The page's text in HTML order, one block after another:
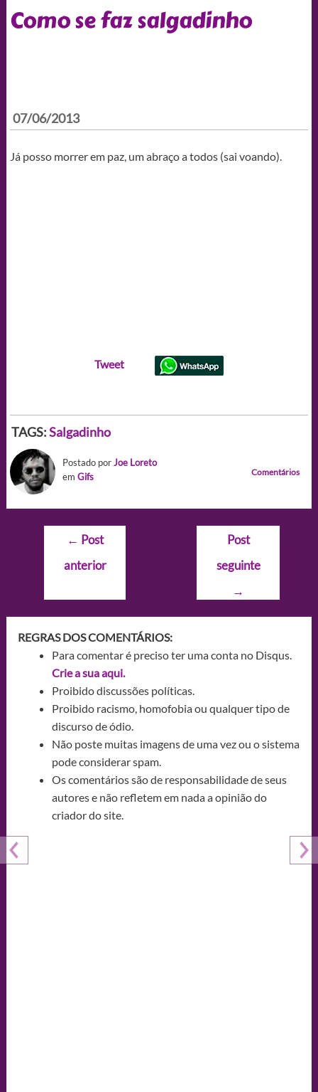
Como se faz salgadinho
07/06/2013
Já posso morrer em paz, um abraço a todos (sai voando).
Tweet
TAGS:Salgadinho
Postado porJoe Loreto
em Gifs Comentários
Navegação
Post
← Post
anterior
Post
seguinte
→
REGRAS DOS COMENTÁRIOS:
Para comentar é preciso ter uma conta no Disqus.
Crie a sua aqui.
Proibido discussões políticas.
Proibido racismo, homofobia ou qualquer tipo de
discurso de ódio.
Não poste muitas imagens de uma vez ou o sistema
pode considerar spam.
Os comentários são de responsabilidade de seus
autores e não refletem em nada a opinião do
criador do site.